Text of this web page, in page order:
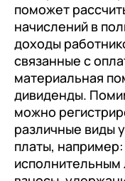
поможет
начислений в
доходы
связанные с
материальная
дивиденды.
можно
различные виды
платы,